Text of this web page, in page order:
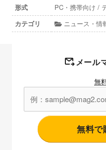
形式
PC・携帯向け /
カテゴリ
ニュース・情
メール
無
無料で